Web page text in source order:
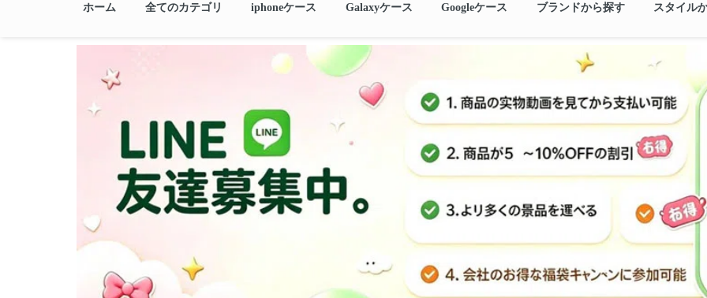
ホーム 全てのカテゴリ iphoneケース Galaxyケース Googleケース ブランドから探す スタイル